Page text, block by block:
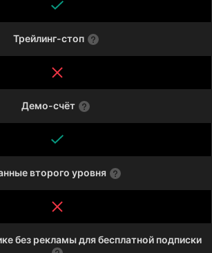
Трейлинг-стоп
Демо-счёт
второго уровня
без рекламы для бесплатной подписки